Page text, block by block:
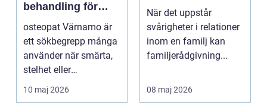
behandling för
minskad smärta
och Ökad rörlighet
osteopat Värnamo är
ett sökbegrepp många
använder när smärta,
stelhet eller
återkommande värk
10 maj 2026
När det uppstår
svårigheter i relationer
inom en familj kan
familjerådgivning...
08 maj 2026